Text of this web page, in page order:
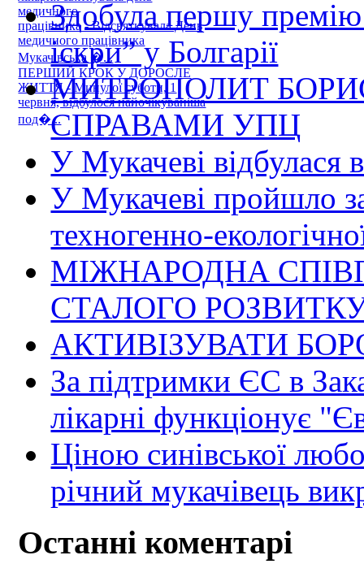
медичного
працівника - Відсвяткувала День
медичного працівника
Мукачівська �...
ПЕРШИЙ КРОК У ДОРОСЛЕ
ЖИТТЯ - Минулої суботи, 1
червня, відбулося найочікуваніша
под�...
Здобула першу премію
іскри” у Болгарії
МИТРОПОЛИТ
СПРАВАМИ УПЦ
У Мукачеві відбулася
У Мукачеві пройшло
техногенно-
МІЖНАРОДНА
СТАЛОГО
АКТИВІЗУВАТИ
За підтримки ЄС в
лікарні функціонує
Ціною синівської
річний мукачівець
Останні коментарі